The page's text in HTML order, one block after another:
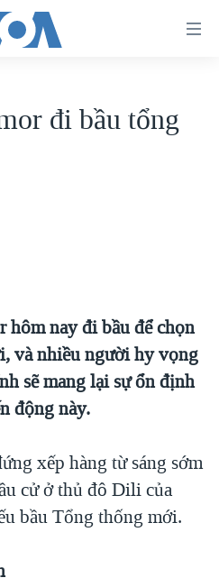
CỦA MỸ: QUÁ KHỨ VÀ HIỆN
TẠI DẢI GAZA
ĐƯỜNG
HẠ 'BÊN THẮNG CUỘC'
đi bầu tổng
nay đi bầu để chọn
và nhiều người hy vọng
sẽ mang lại sự ổn định
động này.
xếp hàng từ sáng sớm
cử ở thủ đô Dili của
bầu Tổng thống mới.